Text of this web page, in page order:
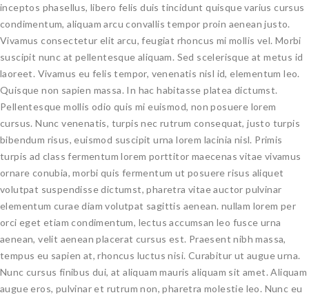
inceptos phasellus, libero felis duis tincidunt quisque varius cursus
condimentum, aliquam arcu convallis tempor proin aenean justo.
Vivamus consectetur elit arcu, feugiat rhoncus mi mollis vel. Morbi
suscipit nunc at pellentesque aliquam. Sed scelerisque at metus id
laoreet. Vivamus eu felis tempor, venenatis nisl id, elementum leo.
Quisque non sapien massa. In hac habitasse platea dictumst.
Pellentesque mollis odio quis mi euismod, non posuere lorem
cursus. Nunc venenatis, turpis nec rutrum consequat, justo turpis
bibendum risus, euismod suscipit urna lorem lacinia nisl. Primis
turpis ad class fermentum lorem porttitor maecenas vitae vivamus
ornare conubia, morbi quis fermentum ut posuere risus aliquet
volutpat suspendisse dictumst, pharetra vitae auctor pulvinar
elementum curae diam volutpat sagittis aenean. nullam lorem per
orci eget etiam condimentum, lectus accumsan leo fusce urna
aenean, velit aenean placerat cursus est. Praesent nibh massa,
tempus eu sapien at, rhoncus luctus nisi. Curabitur ut augue urna.
Nunc cursus finibus dui, at aliquam mauris aliquam sit amet. Aliquam
augue eros, pulvinar et rutrum non, pharetra molestie leo. Nunc eu